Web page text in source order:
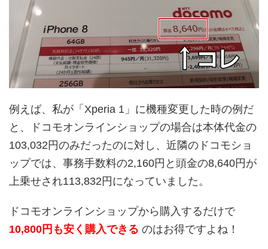
例えば、私が「Xperia 1」に機種変更した時の例だ
と、ドコモオンラインショップの場合は本体代金の
103,032円のみだったのに対し、近隣のドコモショ
ップでは、事務手数料の2,160円と頭金の8,640円が
上乗せされ113,832円になっていました。
ドコモオンラインショップから購入するだけで
10,800円も安く購入できる のはお得ですよね！